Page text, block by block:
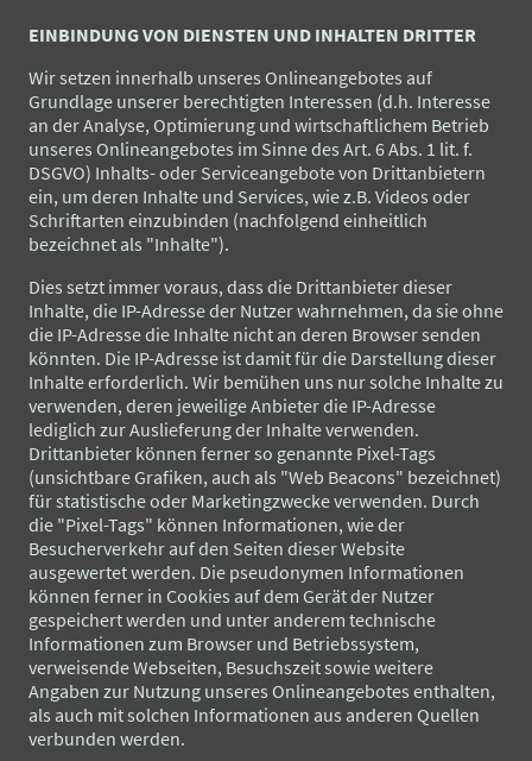
EINBINDUNG VON DIENSTEN UND INHALTEN DRITTER
Wir setzen innerhalb unseres Onlineangebotes auf
Grundlage unserer berechtigten Interessen (d.h. Interesse
an der Analyse, Optimierung und wirtschaftlichem Betrieb
unseres Onlineangebotes im Sinne des Art. 6 Abs. 1 lit. f.
DSGVO) Inhalts- oder Serviceangebote von Drittanbietern
ein, um deren Inhalte und Services, wie z.B. Videos oder
Schriftarten einzubinden (nachfolgend einheitlich
bezeichnet als "Inhalte").
Dies setzt immer voraus, dass die Drittanbieter dieser
Inhalte, die IP-Adresse der Nutzer wahrnehmen, da sie ohne
die IP-Adresse die Inhalte nicht an deren Browser senden
könnten. Die IP-Adresse ist damit für die Darstellung dieser
Inhalte erforderlich. Wir bemühen uns nur solche Inhalte zu
verwenden, deren jeweilige Anbieter die IP-Adresse
lediglich zur Auslieferung der Inhalte verwenden.
Drittanbieter können ferner so genannte Pixel-Tags
(unsichtbare Grafiken, auch als "Web Beacons" bezeichnet)
für statistische oder Marketingzwecke verwenden. Durch
die "Pixel-Tags" können Informationen, wie der
Besucherverkehr auf den Seiten dieser Website
ausgewertet werden. Die pseudonymen Informationen
können ferner in Cookies auf dem Gerät der Nutzer
gespeichert werden und unter anderem technische
Informationen zum Browser und Betriebssystem,
verweisende Webseiten, Besuchszeit sowie weitere
Angaben zur Nutzung unseres Onlineangebotes enthalten,
als auch mit solchen Informationen aus anderen Quellen
verbunden werden.